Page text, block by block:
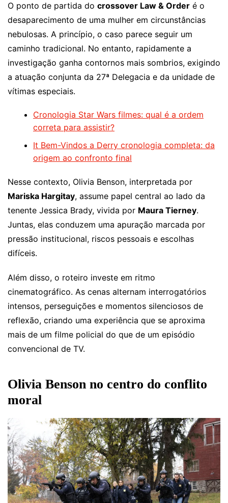
O ponto de partida do crossover Law & Order é o
desaparecimento de uma mulher em circunstâncias
nebulosas. A princípio, o caso parece seguir um
caminho tradicional. No entanto, rapidamente a
investigação ganha contornos mais sombrios, exigindo
a atuação conjunta da 27ª Delegacia e da unidade de
vítimas especiais.
Cronologia Star Wars filmes: qual é a ordem
correta para assistir?
It Bem-Vindos a Derry cronologia completa: da
origem ao confronto final
Nesse contexto, Olivia Benson, interpretada por
Mariska Hargitay, assume papel central ao lado da
tenente Jessica Brady, vivida por Maura Tierney.
Juntas, elas conduzem uma apuração marcada por
pressão institucional, riscos pessoais e escolhas
difíceis.
Além disso, o roteiro investe em ritmo
cinematográfico. As cenas alternam interrogatórios
intensos, perseguições e momentos silenciosos de
reflexão, criando uma experiência que se aproxima
mais de um filme policial do que de um episódio
convencional de TV.
Olivia Benson no centro do conflito
moral